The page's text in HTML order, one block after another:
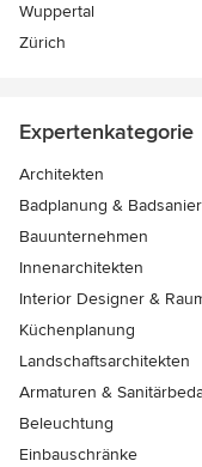
Wuppertal
Zürich
Expertenkategorie
Architekten
Badplanung &
Bauunternehmen
Innenarchitekten
Interior Designer &
Küchenplanung
Landschaftsarchitekten
Armaturen &
Beleuchtung
Einbauschränke